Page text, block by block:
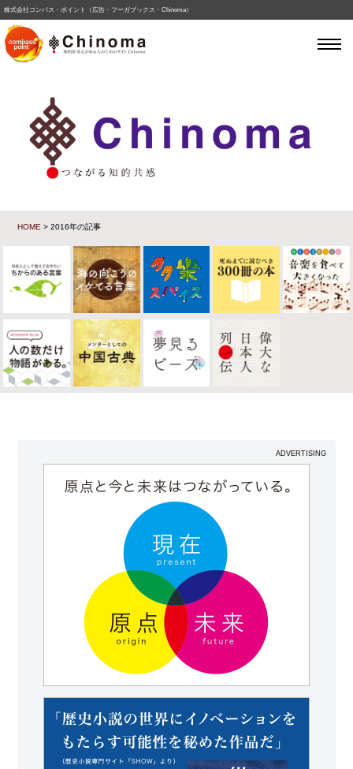
株式会社コンパス・ポイント（広告・フーガブックス・Chinoma）
HOME > 2016年の記事
ADVERTISING